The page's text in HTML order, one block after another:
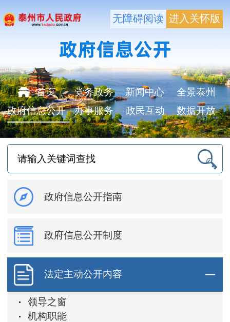
首页 党务政务 新闻中心
全景泰州
政府信息公开
办事服务 政民互动 数据开放
无障碍阅读 进入关怀版
政府信息公开指南
政府信息公开制度
法定主动公开内容
领导之窗
机构职能